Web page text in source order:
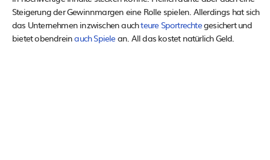
Steigerung der Gewinnmargen eine Rolle spielen. Allerdings hat sich
das Unternehmen inzwischen auchteure Sportrechtegesichert und
bietet obendreinauch Spielean. All das kostet natürlich Geld.